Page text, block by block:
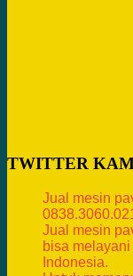
TWITTER
Jual mesin
Jual mesin
bisa
Indonesia.